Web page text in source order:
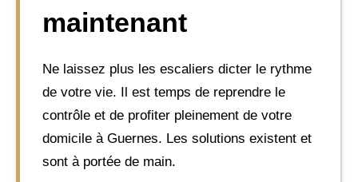
maintenant
Ne laissez plus les escaliers dicter le rythme
de votre vie. Il est temps de reprendre le
contrôle et de profiter pleinement de votre
domicile à Guernes. Les solutions existent et
sont à portée de main.